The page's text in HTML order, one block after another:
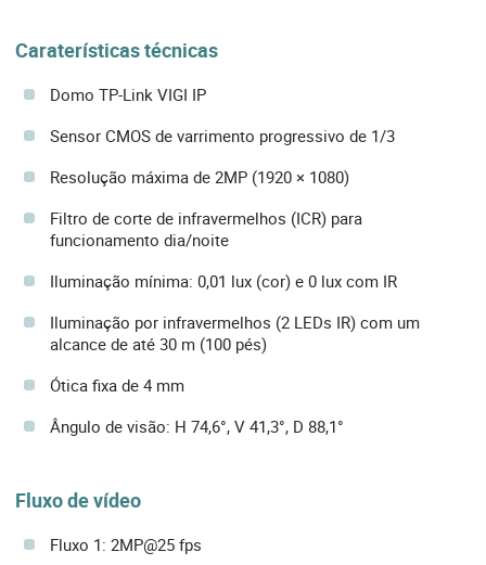
Caraterísticas técnicas
Domo TP-Link VIGI IP
Sensor CMOS de varrimento progressivo de 1/3
Resolução máxima de 2MP (1920 × 1080)
Filtro de corte de infravermelhos (ICR) para
funcionamento dia/noite
Iluminação mínima: 0,01 lux (cor) e 0 lux com IR
Iluminação por infravermelhos (2 LEDs IR) com um
alcance de até 30 m (100 pés)
Ótica fixa de 4 mm
Ângulo de visão: H 74,6°, V 41,3°, D 88,1°
Fluxo de vídeo
Fluxo 1: 2MP@25 fps